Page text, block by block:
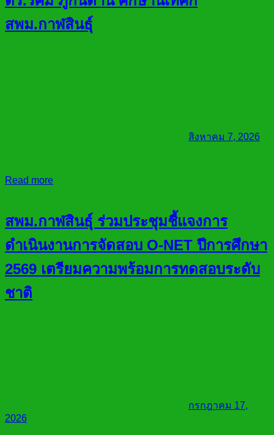
สพม.กาฬสินธุ์
สิงหาคม 7, 2026
Read more
สพม.กาฬสินธุ์ ร่วมประชุมชี้แจงการ
ดำเนินงานการจัดสอบ O-NET ปีการศึกษา
2569 เตรียมความพร้อมการทดสอบระดับ
ชาติ
กรกฎาคม 17,
2026